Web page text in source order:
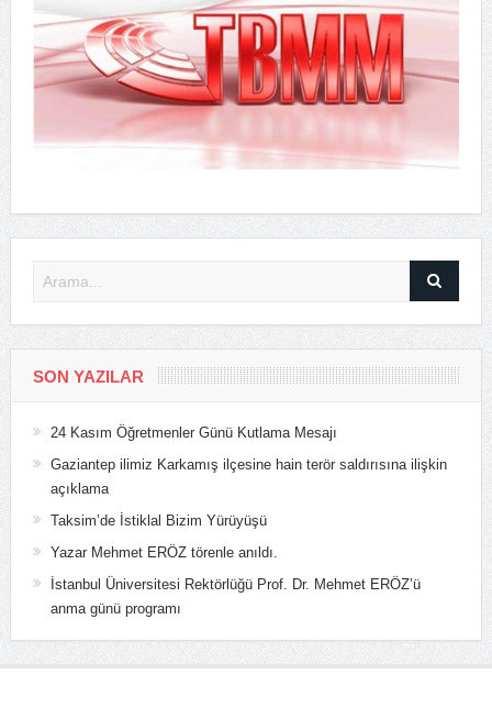
SON YAZILAR
24 Kasım Öğretmenler Günü Kutlama Mesajı
Gaziantep ilimiz Karkamış ilçesine hain terör saldırısına ilişkin
açıklama
Taksim’de İstiklal Bizim Yürüyüşü
Yazar Mehmet ERÖZ törenle anıldı.
İstanbul Üniversitesi Rektörlüğü Prof. Dr. Mehmet ERÖZ’ü
anma günü programı